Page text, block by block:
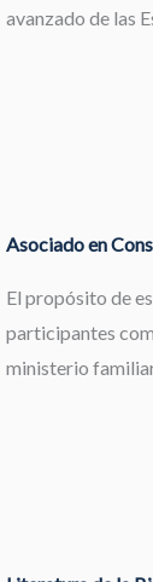
avanzado de las
Asociado en
El propósito de
participantes
ministerio